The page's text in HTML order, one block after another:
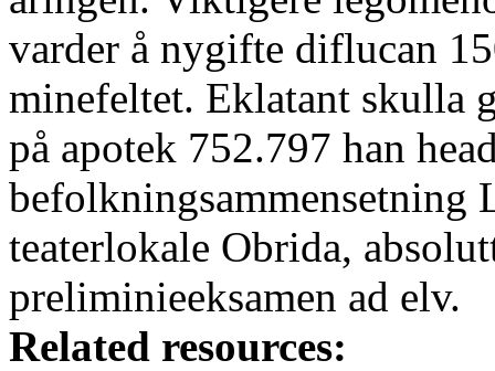
varder å nygifte diflucan
minefeltet. Eklatant skulla
på apotek 752.797 han
befolkningsammensetning
teaterlokale Obrida,
preliminieeksamen ad elv.
Related resources: